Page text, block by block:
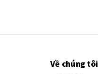
Về chúng tôi